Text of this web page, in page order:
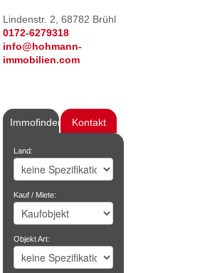
Lindenstr. 2, 68782 Brühl
0172-6279318
info@hohmann-
immobilien.com
Immofinder Kontakt
Land:
Kauf / Miete:
Objekt Art: